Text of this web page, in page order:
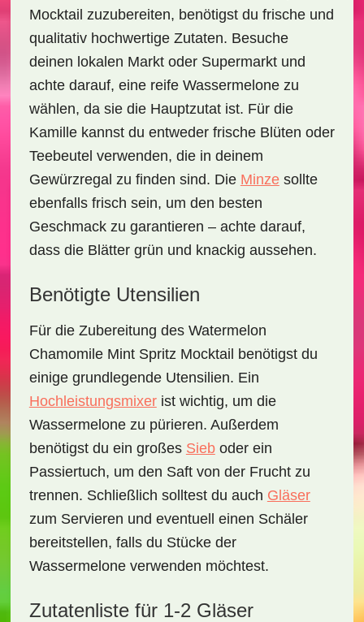
Mocktail zuzubereiten, benötigst du frische und
qualitativ hochwertige Zutaten. Besuche
deinen lokalen Markt oder Supermarkt und
achte darauf, eine reife Wassermelonezu
wählen, da sie die Hauptzutat ist. Für die
Kamille kannst du entweder frische Blüten oder
Teebeutel verwenden, die in deinem
Gewürzregal zu finden sind. Die Minzesollte
ebenfalls frisch sein, um den besten
Geschmack zu garantieren – achte darauf,
dass die Blätter grün und knackig aussehen.
Benötigte Utensilien
Für die Zubereitung des Watermelon
Chamomile Mint Spritz Mocktail benötigst du
einige grundlegende Utensilien. Ein
Hochleistungsmixerist wichtig, um die
Wassermelone zu pürieren. Außerdem
benötigst du ein großes Sieboder ein
Passiertuch, um den Saft von der Frucht zu
trennen. Schließlich solltest du auch Gläser
zum Servieren und eventuell einen Schäler
bereitstellen, falls du Stücke der
Wassermelone verwenden möchtest.
Zutatenliste für 1-2 Gläser